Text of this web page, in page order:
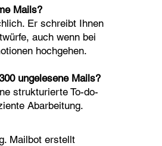
Mails?
Er schreibt Ihnen
auch wenn bei
hochgehen.
ungelesene Mails?
strukturierte To-do-
Abarbeitung.
Mailbot erstellt